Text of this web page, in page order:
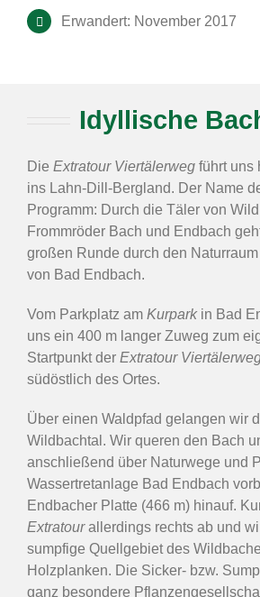
Erwandert: November 2017
Idyllische
Die Extratour Viertälerweg führt uns
ins Lahn-Dill-Bergland. Der Name
Programm: Durch die Täler von
Frommröder Bach und Endbach
großen Runde durch den Naturraum
von Bad Endbach.
Vom Parkplatz am Kurparkin Bad
uns ein 400 m langer Zuweg zum
Startpunkt der Extratour
südöstlich des Ortes.
Über einen Waldpfad gelangen wir
Wildbachtal. Wir queren den Bach
anschließend über Naturwege und
Wassertretanlage Bad Endbach
Endbacher Platte (466 m) hinauf.
Extratourallerdings rechts ab und
sumpfige Quellgebiet des
Holzplanken. Die Sicker- bzw.
ganz besondere